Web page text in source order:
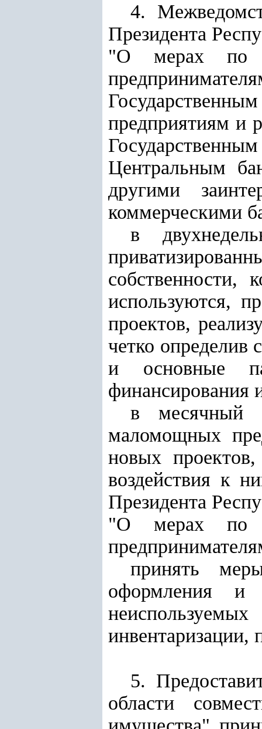
4.
Президента
"О мерах по
предприятиям и
Центральным
другими
коммерческими
в
используются,
проектов,
четко определив
и основные
финансирования
в месячный
маломощных
новых
воздействия к
Президента
"О мерах по
принять
оформления и
инвентаризации,
5.
области